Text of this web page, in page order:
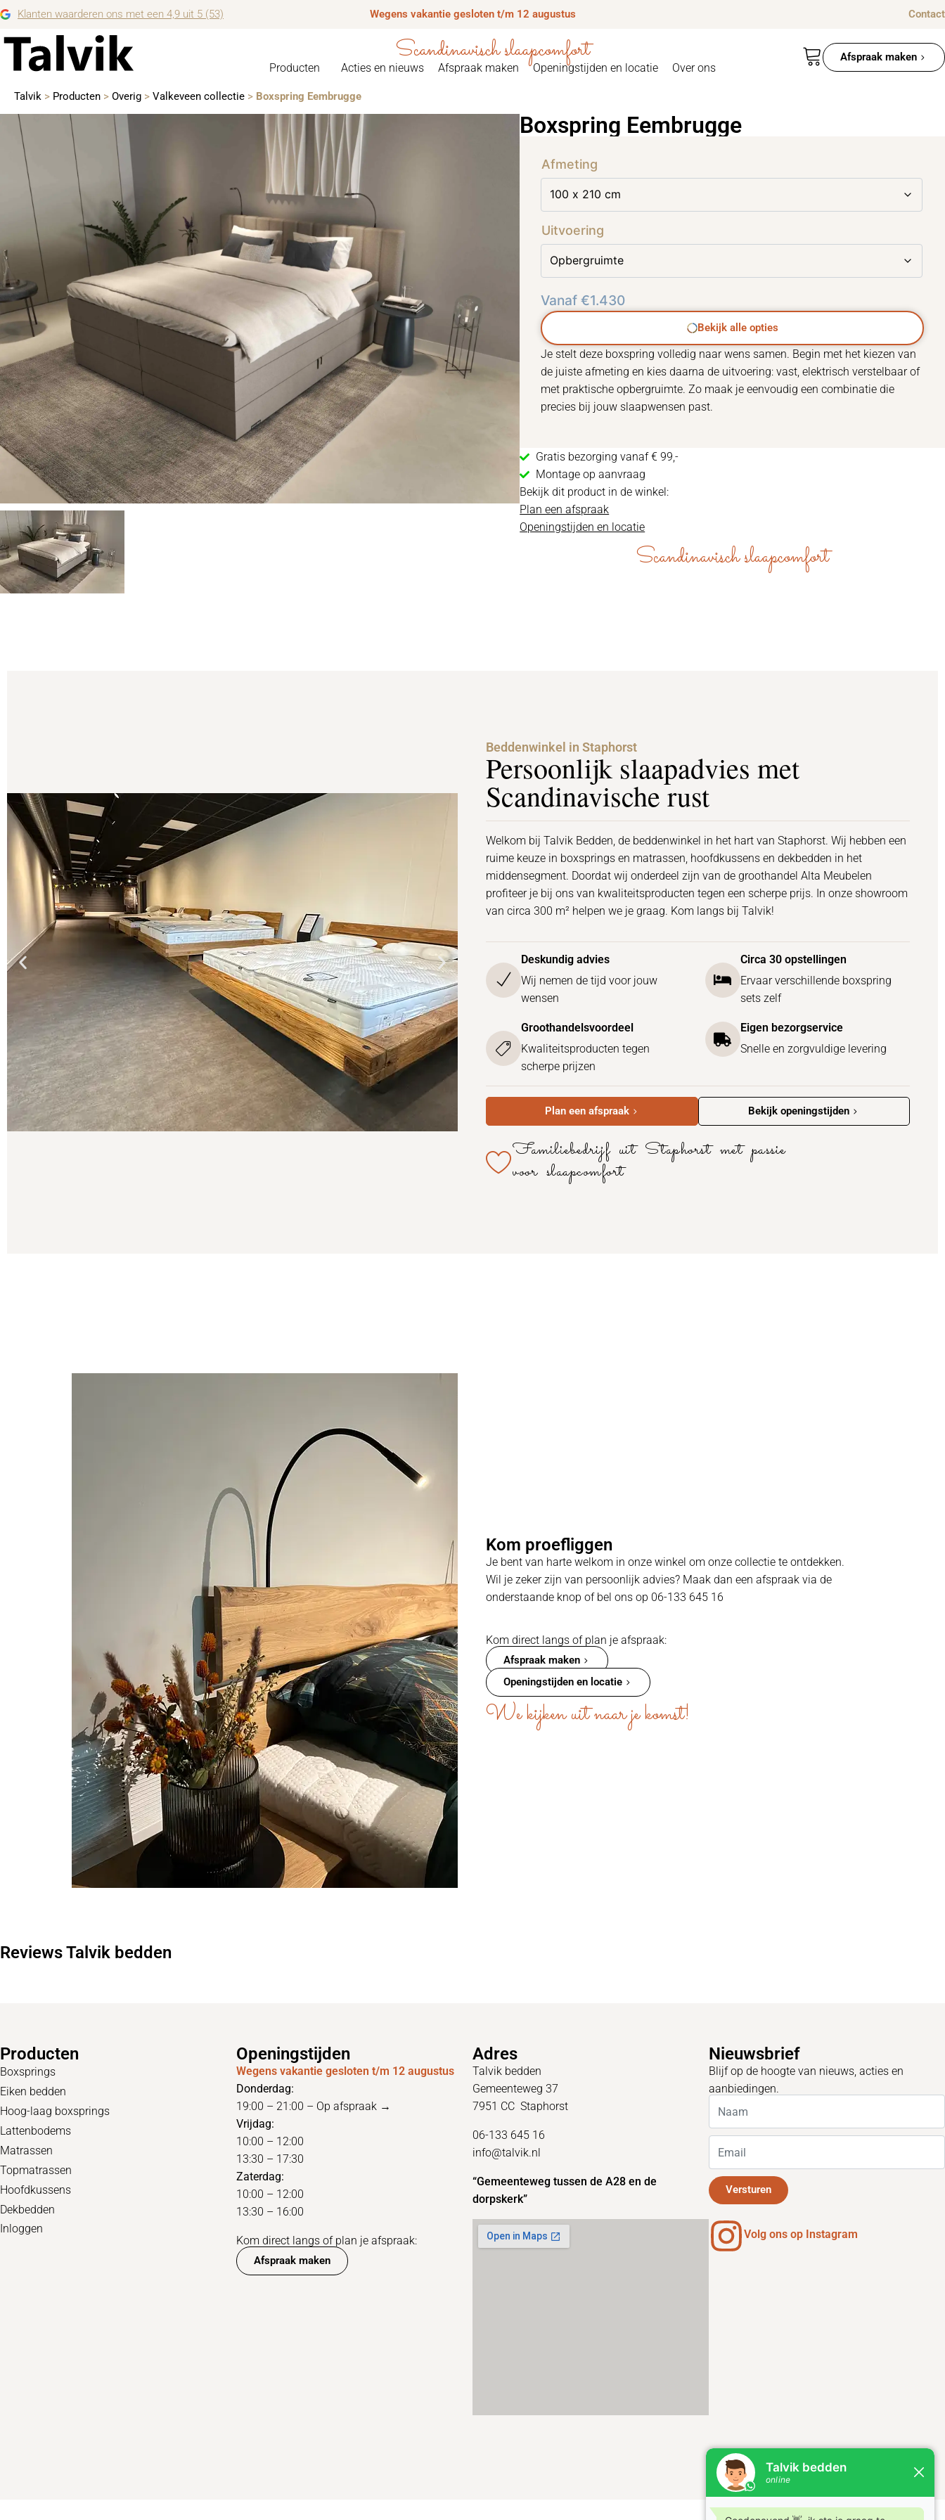
Klanten waarderen ons met een 4,9 uit 5 (53) Wegens vakantie gesloten t/m 12 augustus Contact
Scandinavisch slaapcomfort
Producten Acties en nieuws Afspraak maken Openingstijden en locatie Over ons
Afspraak maken
Talvik > Producten > Overig > Valkeveen collectie > Boxspring Eembrugge
Boxspring Eembrugge
Afmeting
Uitvoering
Vanaf€1.430
Bekijk alle opties
Je stelt deze boxspring volledig naar wens samen. Begin met het kiezen van
de juiste afmeting en kies daarna de uitvoering: vast, elektrisch verstelbaar of
met praktische opbergruimte. Zo maak je eenvoudig een combinatie die
precies bij jouw slaapwensen past.
Gratis bezorging vanaf € 99,-
Montage op aanvraag
Bekijk dit product in de winkel:
Plan een afspraak
Openingstijden en locatie
Scandinavisch slaapcomfort
Beddenwinkel in Staphorst
Persoonlijk slaapadvies met
Scandinavische rust
Welkom bij Talvik Bedden, de beddenwinkel in het hart van Staphorst. Wij hebben een
ruime keuze in boxsprings en matrassen, hoofdkussens en dekbedden in het
middensegment. Doordat wij onderdeel zijn van de groothandel Alta Meubelen
profiteer je bij ons van kwaliteitsproducten tegen een scherpe prijs. In onze showroom
van circa 300 m² helpen we je graag. Kom langs bij Talvik!
Deskundig advies
Wij nemen de tijd voor jouw
wensen
Circa 30 opstellingen
Ervaar verschillende boxspring
sets zelf
Groothandelsvoordeel
Kwaliteitsproducten tegen
scherpe prijzen
Eigen bezorgservice
Snelle en zorgvuldige levering
Plan een afspraak Bekijk openingstijden
Familiebedrijf uit Staphorst met passie
voor slaapcomfort
Kom proefliggen
Je bent van harte welkom in onze winkel om onze collectie te ontdekken.
Wil je zeker zijn van persoonlijk advies? Maak dan een afspraak via de
onderstaande knop of bel ons op 06-133 645 16
Kom direct langs of plan je afspraak:
Afspraak maken
Openingstijden en locatie
We kijken uit naar je komst!
Reviews Talvik bedden
Producten
Boxsprings
Eiken bedden
Hoog-laag boxsprings
Lattenbodems
Matrassen
Topmatrassen
Hoofdkussens
Dekbedden
Inloggen
Openingstijden
Wegens vakantie gesloten t/m 12 augustus
Donderdag:
19:00 – 21:00 – Op afspraak →
Vrijdag:
10:00 – 12:00
13:30 – 17:30
Zaterdag:
10:00 – 12:00
13:30 – 16:00
Kom direct langs of plan je afspraak:
Afspraak maken
Adres
Talvik bedden
Gemeenteweg 37
7951 CC Staphorst
06-133 645 16
info@talvik.nl
“Gemeenteweg tussen de A28 en de
dorpskerk”
Nieuwsbrief
Blijf op de hoogte van nieuws, acties en
aanbiedingen.
Versturen
Volg ons op Instagram